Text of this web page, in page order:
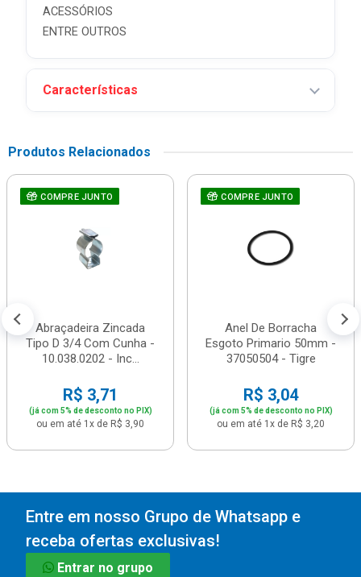
ACESSÓRIOS
ENTRE OUTROS
Características
Produtos Relacionados
COMPRE JUNTO
Abraçadeira Zincada
Tipo D 3/4 Com Cunha -
10.038.0202 - Inc...
R$ 3,71
(já com 5% de desconto no PIX)
ou em até 1x de R$ 3,90
COMPRE JUNTO
Anel De Borracha
Esgoto Primario 50mm -
37050504 - Tigre
R$ 3,04
(já com 5% de desconto no PIX)
ou em até 1x de R$ 3,20
Entre em nosso Grupo de Whatsapp e
receba ofertas exclusivas!
Entrar no grupo